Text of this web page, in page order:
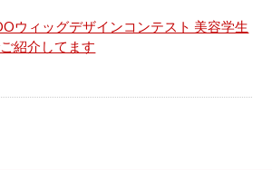
ウィッグデザインコンテスト 美容学生
紹介してます